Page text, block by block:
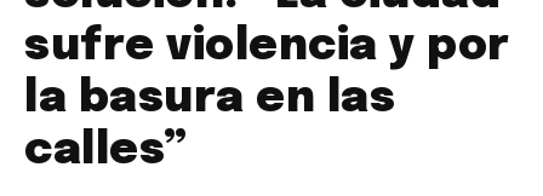
sufre violencia y por
la basura en las
calles”